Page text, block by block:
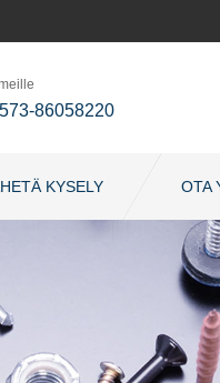
86058220
KYSELY OTA